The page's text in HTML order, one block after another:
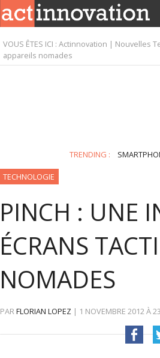
VOUS ÊTES ICI :Actinnovation | Nouvelles
appareils nomades
TRENDING :
TECHNOLOGIE
PINCH : UNE
ÉCRANS
NOMADES
PARFLORIAN LOPEZ | 1 NOVEMBRE 2012À